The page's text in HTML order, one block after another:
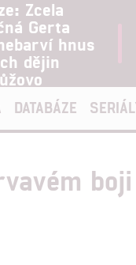
Zcela
Gerta
hnus
dějin
DATABÁZE